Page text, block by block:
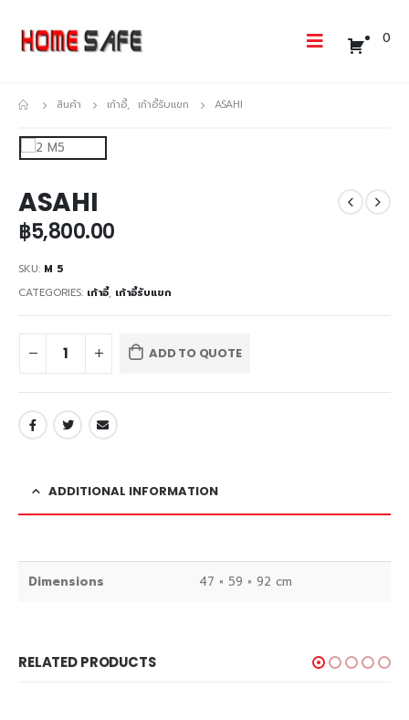
0
สินค้า เก้าอี้, เก้าอี้รับแขก ASAHI
ASAHI
฿5,800.00
SKU: M 5
CATEGORIES: เก้าอี้, เก้าอี้รับแขก
ADD TO QUOTE
ADDITIONAL INFORMATION
Dimensions 47 × 59 × 92 cm
RELATED PRODUCTS